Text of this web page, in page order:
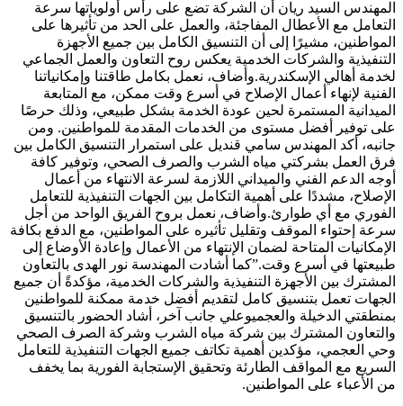
المهندس السيد ريان أن الشركة تضع على رأس أولوياتها سرعة
التعامل مع الأعطال المفاجئة، والعمل على الحد من تأثيرها على
المواطنين، مشيرًا إلى أن التنسيق الكامل بين جميع الأجهزة
التنفيذية والشركات الخدمية يعكس روح التعاون والعمل الجماعي
لخدمة أهالي الإسكندرية.وأضاف، نعمل بكامل طاقتنا وإمكانياتنا
الفنية لإنهاء أعمال الإصلاح في أسرع وقت ممكن، مع المتابعة
الميدانية المستمرة لحين عودة الخدمة بشكل طبيعي، وذلك حرصًا
على توفير أفضل مستوى من الخدمات المقدمة للمواطنين. ومن
جانبه، أكد المهندس سامي قنديل على استمرار التنسيق الكامل بين
فرق العمل بشركتي مياه الشرب والصرف الصحي، وتوفير كافة
أوجه الدعم الفني والميداني اللازمة لسرعة الانتهاء من أعمال
الإصلاح، مشددًا على أهمية التكامل بين الجهات التنفيذية للتعامل
الفوري مع أي طوارئ.وأضاف، نعمل بروح الفريق الواحد من أجل
سرعة إحتواء الموقف وتقليل تأثيره على المواطنين، مع الدفع بكافة
الإمكانيات المتاحة لضمان الإنتهاء من الأعمال وإعادة الأوضاع إلى
طبيعتها في أسرع وقت.”كما أشادت المهندسة نور الهدى بالتعاون
المشترك بين الأجهزة التنفيذية والشركات الخدمية، مؤكدةً أن جميع
الجهات تعمل بتنسيق كامل لتقديم أفضل خدمة ممكنة للمواطنين
بمنطقتي الدخيلة والعجميوعلي جانب آخر، أشاد الحضور بالتنسيق
والتعاون المشترك بين شركة مياه الشرب وشركة الصرف الصحي
وحي العجمي، مؤكدين أهمية تكاتف جميع الجهات التنفيذية للتعامل
السريع مع المواقف الطارئة وتحقيق الإستجابة الفورية بما يخفف
من الأعباء على المواطنين.